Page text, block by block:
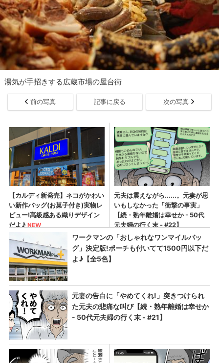
湯気が手招きする広蔵市場の屋台街
前の写真 記事に戻る 次の写真